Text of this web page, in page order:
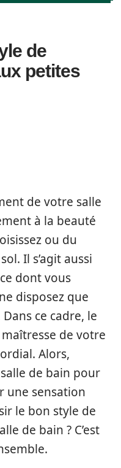
de
petites
de votre salle
à la beauté
ou du
Il s’agit aussi
dont vous
disposez que
ce cadre, le
de votre
Alors,
de bain pour
une sensation
le bon style de
de bain ? C’est